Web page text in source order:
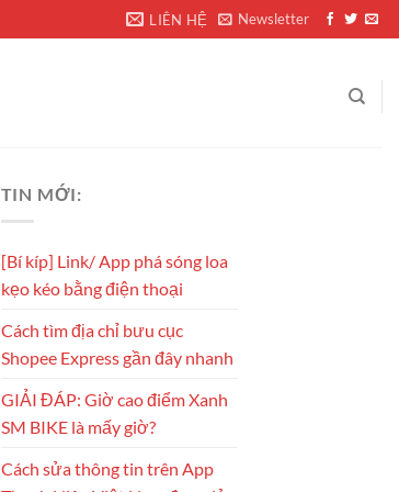
LIÊN HỆ Newsletter
TIN MỚI:
[Bí kíp] Link/ App phá sóng loa
kẹo kéo bằng điện thoại
Cách tìm địa chỉ bưu cục
Shopee Express gần đây nhanh
GIẢI ĐÁP: Giờ cao điểm Xanh
SM BIKE là mấy giờ?
Cách sửa thông tin trên App